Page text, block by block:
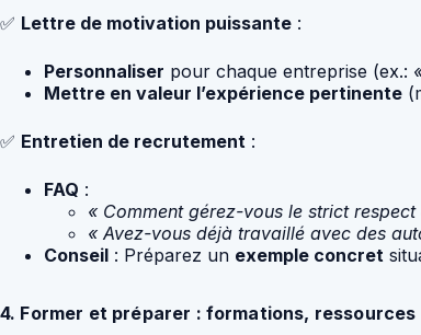
✅ Lettre de motivation puissante :
Personnaliser pour chaque entreprise (ex.:
Mettre en valeur l’expérience pertinente
✅ Entretien de recrutement :
FAQ :
« Comment gérez-vous le strict
« Avez-vous déjà travaillé avec des
Conseil : Préparez un exemple concret
4. Former et préparer : formations,